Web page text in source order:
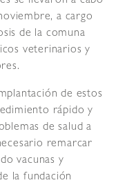
a cargo
de la comuna
veterinarios y
de estos
rápido y
de salud a
remarcar
vacunas y
la fundación